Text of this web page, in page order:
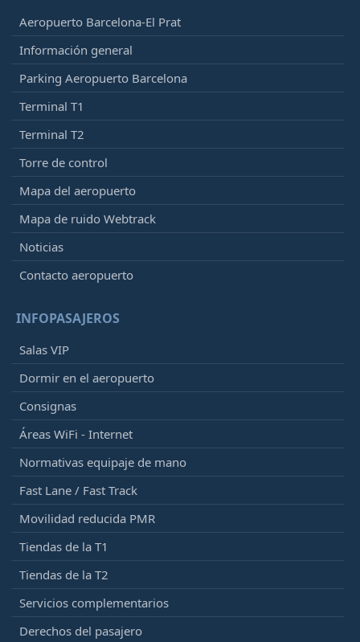
Aeropuerto Barcelona-El Prat
Información general
Parking Aeropuerto Barcelona
Terminal T1
Terminal T2
Torre de control
Mapa del aeropuerto
Mapa de ruido Webtrack
Noticias
Contacto aeropuerto
INFOPASAJEROS
Salas VIP
Dormir en el aeropuerto
Consignas
Áreas WiFi - Internet
Normativas equipaje de mano
Fast Lane / Fast Track
Movilidad reducida PMR
Tiendas de la T1
Tiendas de la T2
Servicios complementarios
Derechos del pasajero